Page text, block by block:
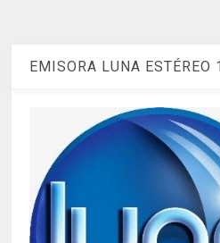
EMISORA LUNA ESTÉREO